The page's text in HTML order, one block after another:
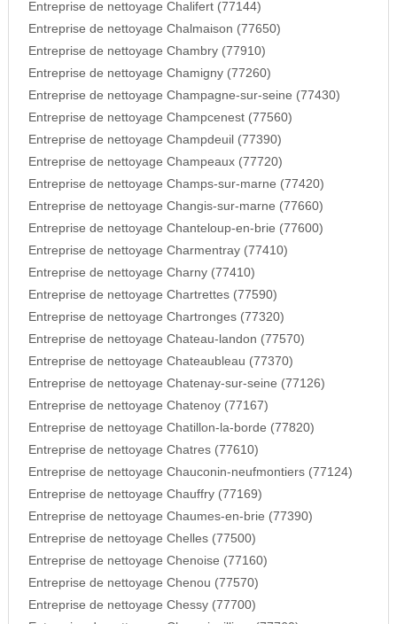
Entreprise de nettoyage Chalifert (77144)
Entreprise de nettoyage Chalmaison (77650)
Entreprise de nettoyage Chambry (77910)
Entreprise de nettoyage Chamigny (77260)
Entreprise de nettoyage Champagne-sur-seine (77430)
Entreprise de nettoyage Champcenest (77560)
Entreprise de nettoyage Champdeuil (77390)
Entreprise de nettoyage Champeaux (77720)
Entreprise de nettoyage Champs-sur-marne (77420)
Entreprise de nettoyage Changis-sur-marne (77660)
Entreprise de nettoyage Chanteloup-en-brie (77600)
Entreprise de nettoyage Charmentray (77410)
Entreprise de nettoyage Charny (77410)
Entreprise de nettoyage Chartrettes (77590)
Entreprise de nettoyage Chartronges (77320)
Entreprise de nettoyage Chateau-landon (77570)
Entreprise de nettoyage Chateaubleau (77370)
Entreprise de nettoyage Chatenay-sur-seine (77126)
Entreprise de nettoyage Chatenoy (77167)
Entreprise de nettoyage Chatillon-la-borde (77820)
Entreprise de nettoyage Chatres (77610)
Entreprise de nettoyage Chauconin-neufmontiers (77124)
Entreprise de nettoyage Chauffry (77169)
Entreprise de nettoyage Chaumes-en-brie (77390)
Entreprise de nettoyage Chelles (77500)
Entreprise de nettoyage Chenoise (77160)
Entreprise de nettoyage Chenou (77570)
Entreprise de nettoyage Chessy (77700)